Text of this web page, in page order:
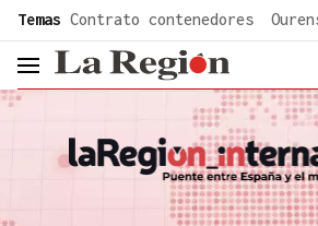
Temas Contrato contenedores
header.menu.open